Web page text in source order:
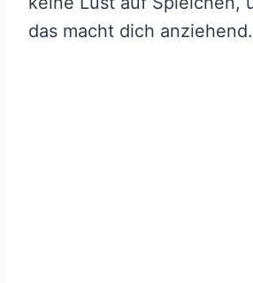
das macht dich anziehend.